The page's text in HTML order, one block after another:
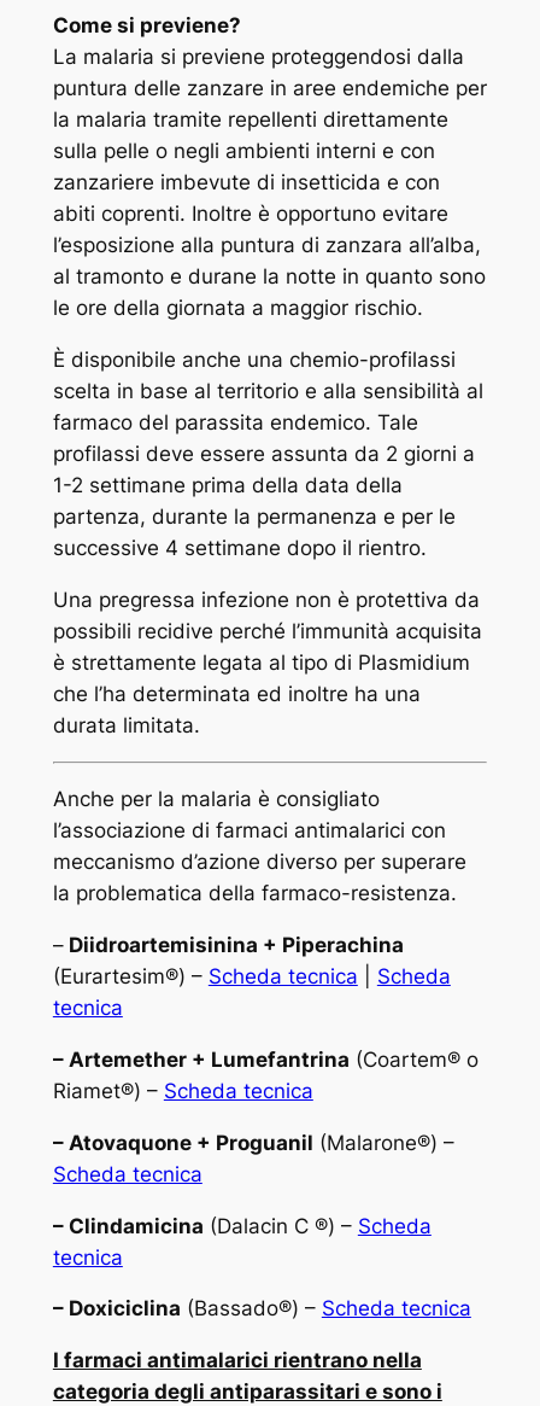
Come si previene?
La malaria si previene proteggendosi dalla
puntura delle zanzare in aree endemiche per
la malaria tramite repellenti direttamente
sulla pelle o negli ambienti interni e con
zanzariere imbevute di insetticida e con
abiti coprenti. Inoltre è opportuno evitare
l’esposizione alla puntura di zanzara all’alba,
al tramonto e durane la notte in quanto sono
le ore della giornata a maggior rischio.
È disponibile anche una chemio-profilassi
scelta in base al territorio e alla sensibilità al
farmaco del parassita endemico. Tale
profilassi deve essere assunta da 2 giorni a
1-2 settimane prima della data della
partenza, durante la permanenza e per le
successive 4 settimane dopo il rientro.
Una pregressa infezione non è protettiva da
possibili recidive perché l’immunità acquisita
è strettamente legata al tipo di Plasmidium
che l’ha determinata ed inoltre ha una
durata limitata.
Anche per la malaria è consigliato
l’associazione di farmaci antimalarici con
meccanismo d’azione diverso per superare
la problematica della farmaco-resistenza.
–Diidroartemisinina + Piperachina
(Eurartesim®) – Scheda tecnica
Scheda
tecnica
– Artemether + Lumefantrina (Coartem® o
Riamet®) – Scheda tecnica
– Atovaquone + Proguanil (Malarone®) –
Scheda tecnica
– Clindamicina (Dalacin C ®) – Scheda
tecnica
– Doxiciclina (Bassado®) – Scheda tecnica
I farmaci antimalarici rientrano nella
categoria degli antiparassitari e sono i